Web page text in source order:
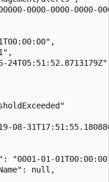
0000-0000-0000-
08-
"0001-01-
null,